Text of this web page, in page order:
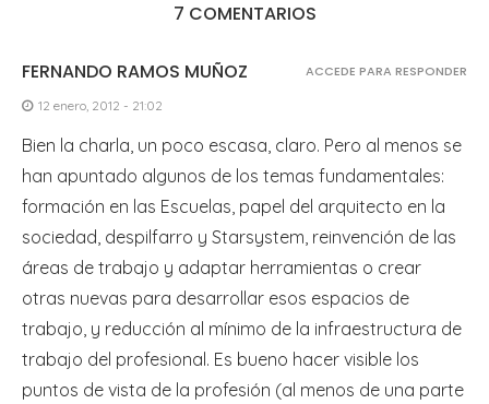
7 COMENTARIOS
FERNANDO RAMOS MUÑOZ
12 enero, 2012 - 21:02
Bien la charla, un poco escasa, claro. Pero al menos se
han apuntado algunos de los temas fundamentales:
formación en las Escuelas, papel del arquitecto en la
sociedad, despilfarro y Starsystem, reinvención de las
áreas de trabajo y adaptar herramientas o crear
otras nuevas para desarrollar esos espacios de
trabajo, y reducción al mínimo de la infraestructura de
trabajo del profesional. Es bueno hacer visible los
puntos de vista de la profesión (al menos de una parte
ACCEDE PARA RESPONDER